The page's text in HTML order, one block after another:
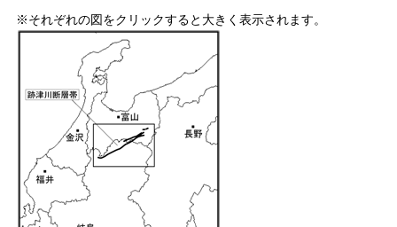
※それぞれの図をクリックすると大きく表示されます。